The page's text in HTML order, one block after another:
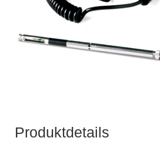
Produktdetails